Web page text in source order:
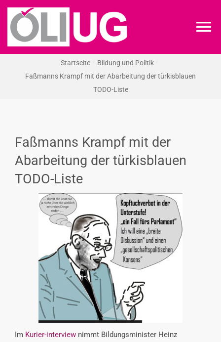
Zum
Inhalt
springen
RECHT
VERANSTALTUNGEN
INTERESSENSVERTRETUNG
KONTAKT
Startseite
Bildung und Politik
Faßmanns Krampf mit der Abarbeitung der türkisblauen
TODO-Liste
Faßmanns Krampf mit der
Abarbeitung der türkisblauen
TODO-Liste
Im Kurier-interview nimmt Bildungsminister Heinz